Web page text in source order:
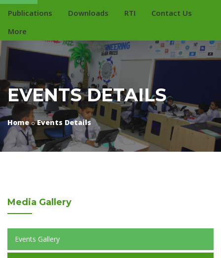
Publications
Downloads RTI
Contact Us
More
EVENTS DETAILS
Home Events Details
Media Gallery
Events Gallery